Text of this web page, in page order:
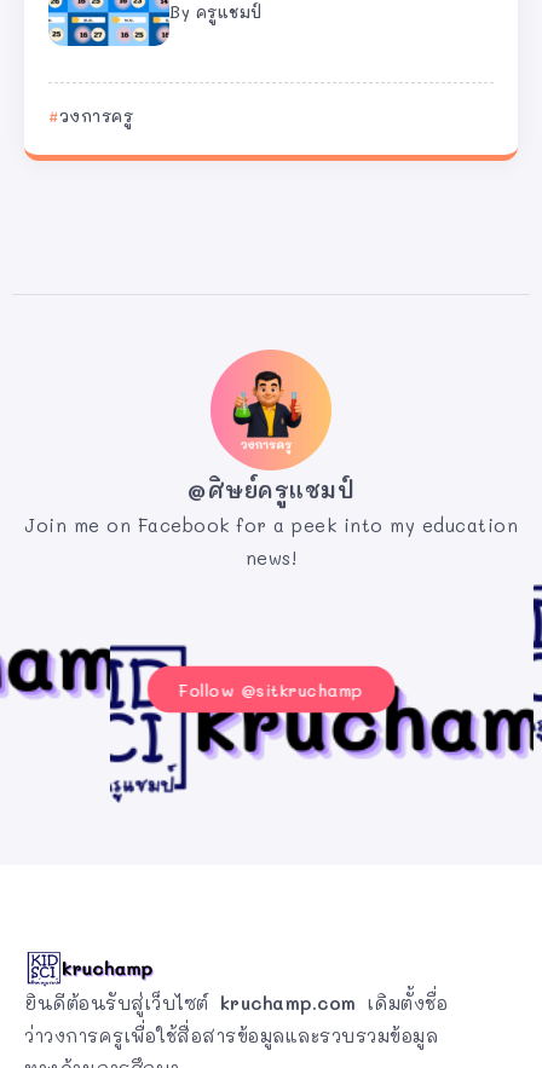
By ครูแชมป์
วงการครู
@ศิษย์ครูแชมป์
Join me on Facebook for a peek into my education
news!
Follow @sitkruchamp
ยินดีต้อนรับสู่เว็บไซต์ kruchamp.com เดิมตั้งชื่อ
ว่าวงการครูเพื่อใช้สื่อสารข้อมูลและรวบรวมข้อมูล